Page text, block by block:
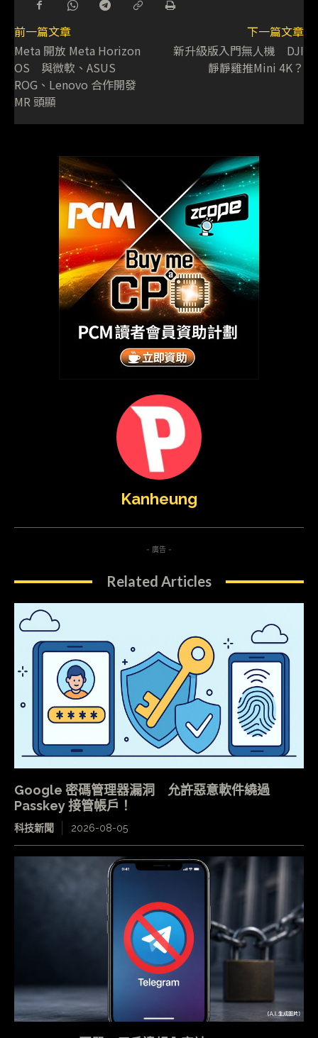
前一篇文章
Meta 開放 Meta Horizon
OS 與微軟、ASUS
ROG、Lenovo 合作開發
MR 頭顯
下一篇文章
新升級版入門無人機 DJI
靜靜雞推Mini 4K？
Kanheung
- 廣告 -
Related Articles
Google 密碼管理器漏洞 允許惡意軟件繞過
Passkey 接管帳戶！
科技新聞 2026-08-05